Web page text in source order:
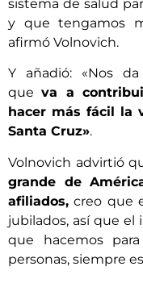
sistema de salud
y que tengamos
afirmó Volnovich.
Y añadió: «Nos
queva a
hacer más fácil la
Santa Cruz».
Volnovich advirtió
grande de
afiliados, creo que
jubilados, así que
que hacemos
personas, siempre